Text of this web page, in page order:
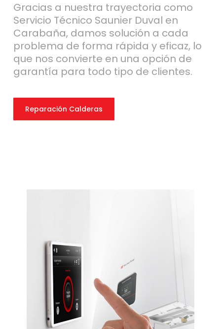
Gracias a nuestra trayectoria como
Servicio Técnico Saunier Duval en
Carabaña, damos solución a cada
problema de forma rápida y eficaz, lo
que nos convierte en una opción de
garantía para todo tipo de clientes.
Reparación Calderas